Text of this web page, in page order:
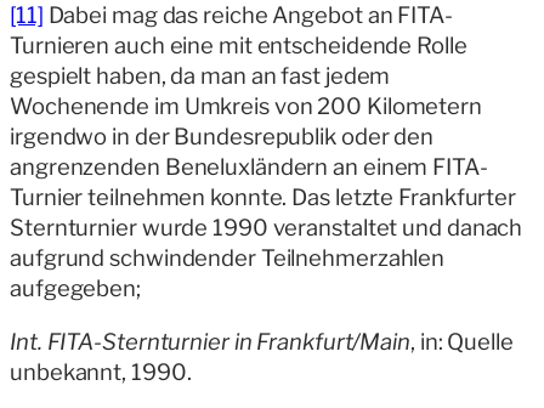
[11] Dabei mag das reiche Angebot an FITA-
Turnieren auch eine mit entscheidende Rolle
gespielt haben, da man an fast jedem
Wochenende im Umkreis von 200 Kilometern
irgendwo in der Bundesrepublik oder den
angrenzenden Beneluxländern an einem FITA-
Turnier teilnehmen konnte. Das letzte Frankfurter
Sternturnier wurde 1990 veranstaltet und danach
aufgrund schwindender Teilnehmerzahlen
aufgegeben;
Int. FITA-Sternturnier in Frankfurt/Main, in: Quelle
unbekannt, 1990.